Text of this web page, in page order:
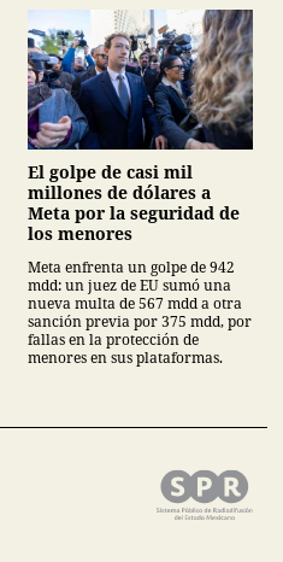
El golpe de casi mil
millones de dólares a
Meta por la seguridad de
los menores
Meta enfrenta un golpe de 942
mdd: un juez de EU sumó una
nueva multa de 567 mdd a otra
sanción previa por 375 mdd, por
fallas en la protección de
menores en sus plataformas.